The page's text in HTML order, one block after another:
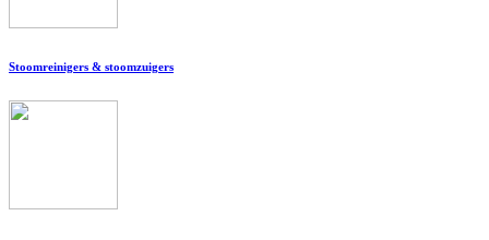
Stoomreinigers & stoomzuigers